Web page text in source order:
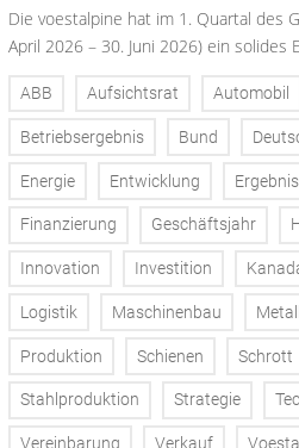
Die voestalpine hat im 1. Quartal des
April 2026 – 30. Juni 2026) ein solides
ABB Aufsichtsrat Automobil
Betriebsergebnis Bund
Energie Entwicklung Ergebnis
Finanzierung Geschäftsjahr
Innovation Investition
Logistik Maschinenbau
Produktion Schienen Schrott
Stahlproduktion Strategie